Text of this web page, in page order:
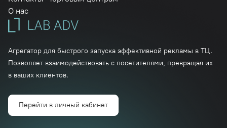
Агрегатор для быстрого запуска эффективной рекламы в ТЦ.
Позволяет взаимодействовать с посетителями, превращая их
в ваших клиентов.
Перейти в личный кабинет
О нас